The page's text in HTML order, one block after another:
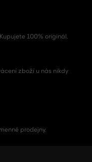
100% originál.
zboží u nás nikdy
prodejny.